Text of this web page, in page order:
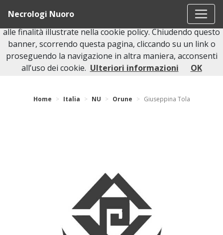
Necrologi Nuoro
Torna indietro
Home Italia NU Orune Giuseppina Tola
Questo sito o gli strumenti terzi da questo utilizzati si
avvalgono di cookie necessari al funzionamento ed utili
alle finalità illustrate nella cookie policy. Chiudendo questo
banner, scorrendo questa pagina, cliccando su un link o
proseguendo la navigazione in altra maniera, acconsenti
all’uso dei cookie. Ulteriori informazioni OK